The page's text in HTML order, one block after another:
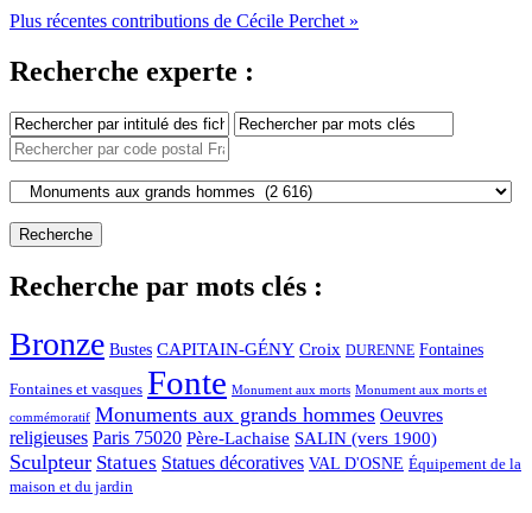
Plus récentes contributions de Cécile Perchet »
Recherche experte :
Recherche par mots clés :
Bronze Bustes CAPITAIN-GÉNY Croix DURENNE Fontaines
Fontaines et vasques Fonte Monument aux morts Monument aux morts et
commémoratif Monuments aux grands hommes Oeuvres
religieuses Paris 75020 Père-Lachaise SALIN (vers 1900)
Sculpteur Statues Statues décoratives VAL D'OSNE Équipement de la
maison et du jardin